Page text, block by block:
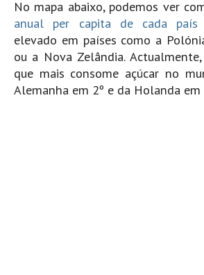
Matosinhos HD
Matosinhos - Vagas Bar HD
Espinho HD
No mapa abaixo, podemos ver
anual per capita de cada
elevado em países como a
ou a Nova Zelândia.
que mais consome açúcar no
Alemanha em 2º e da Holanda em